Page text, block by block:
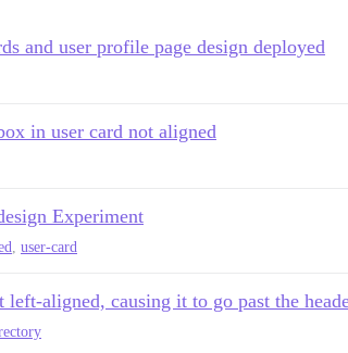
and user profile page design deployed
in user card not aligned
Experiment
user-card
left-aligned, causing it to go past the